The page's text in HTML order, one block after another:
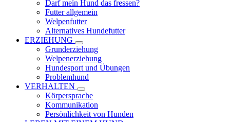
Darf mein Hund das fressen?
Futter allgemein
Welpenfutter
Alternatives Hundefutter
ERZIEHUNG
Grunderziehung
Welpenerziehung
Hundesport und Übungen
Problemhund
VERHALTEN
Körpersprache
Kommunikation
Persönlichkeit von Hunden